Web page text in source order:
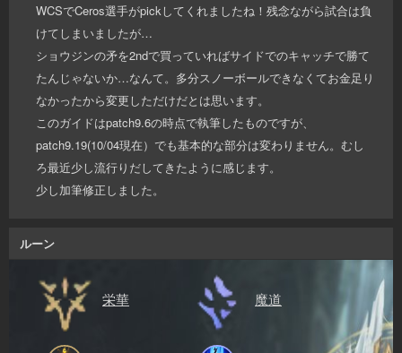
WCSでCeros選手がpickしてくれましたね！残念ながら試合は負
けてしまいましたが…
ショウジンの矛を2ndで買っていればサイドでのキャッチで勝て
たんじゃないか…なんて。多分スノーボールできなくてお金足り
なかったから変更しただけだとは思います。
このガイドはpatch9.6の時点で執筆したものですが、
patch9.19(10/04現在）でも基本的な部分は変わりません。むし
ろ最近少し流行りだしてきたように感じます。
少し加筆修正しました。
ルーン
栄華 魔道